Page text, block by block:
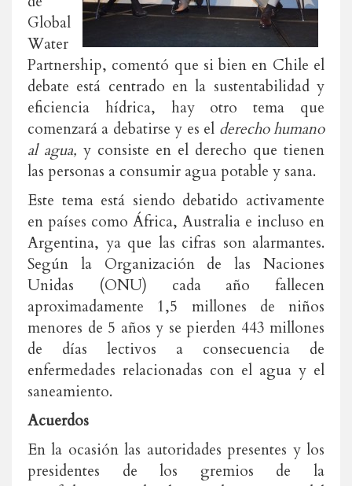
Global
Water
Partnership, comentó que si bien en Chile el
debate está centrado en la sustentabilidad y
eficiencia hídrica, hay otro tema que
comenzará a debatirse y es el derecho humano
al agua, y consiste en el derecho que tienen
las personas a consumir agua potable y sana.
Este tema está siendo debatido activamente
en países como África, Australia e incluso en
Argentina, ya que las cifras son alarmantes.
Según la Organización de las Naciones
Unidas (ONU) cada año fallecen
aproximadamente 1,5 millones de niños
menores de 5 años y se pierden 443 millones
de días lectivos a consecuencia de
enfermedades relacionadas con el agua y el
saneamiento.
Acuerdos
En la ocasión las autoridades presentes y los
presidentes de los gremios de la